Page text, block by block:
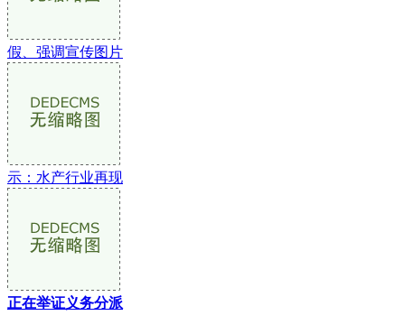
假、强调宣传图片
示：水产行业再现
正在举证义务分派